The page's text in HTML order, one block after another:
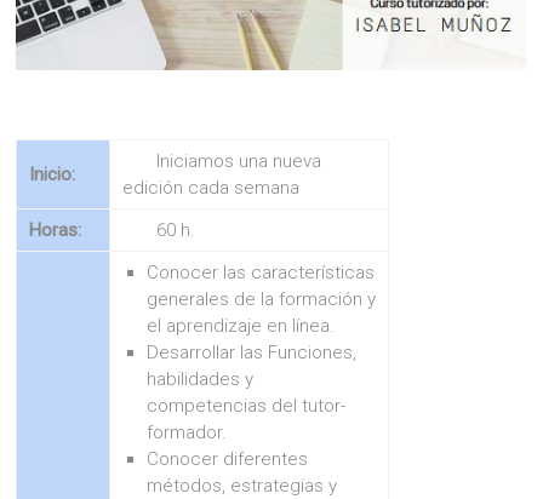
Inicio:
Iniciamos una nueva
edición cada semana
Horas:
60 h.
Conocer las características
generales de la formación y
el aprendizaje en línea.
Desarrollar las Funciones,
habilidades y
competencias del tutor-
formador.
Conocer diferentes
métodos, estrategias y